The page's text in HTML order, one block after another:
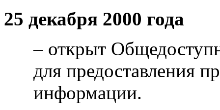
25 декабря 2000 года
– открыт
для предоставления
информации.